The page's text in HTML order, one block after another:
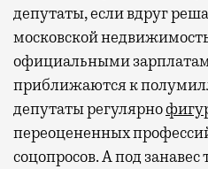
депутаты, если вдруг
московской
официальными
приближаются к
депутаты регулярно
переоцененных
соцопросов. А под занавес